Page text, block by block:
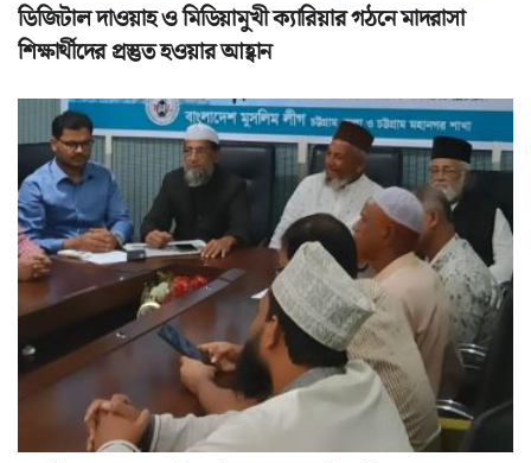
ডিজিটাল দাওয়াহ ও মিডিয়ামুখী ক্যারিয়ার গঠনে মাদরাসা
শিক্ষার্থীদের প্রস্তুত হওয়ার আহ্বান